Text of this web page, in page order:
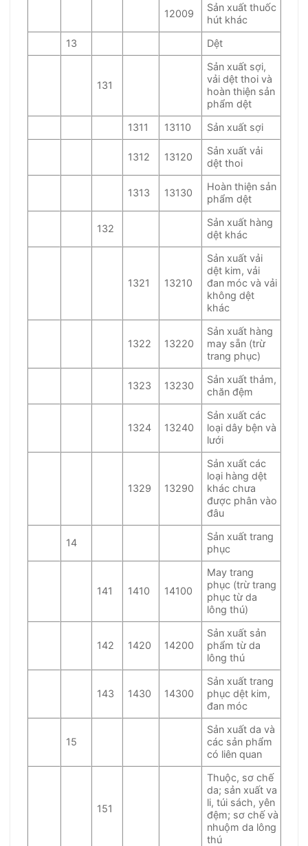
12009
Sản xuất thuốc
hút khác
13
Dệt
131
Sản xuất sợi,
vải dệt thoi và
hoàn thiện sản
phẩm dệt
1311
13110 Sản xuất sợi
1312 13120
Sản xuất vải
dệt thoi
1313 13130
Hoàn thiện sản
phẩm dệt
132
Sản xuất hàng
dệt khác
1321 13210
Sản xuất vải
dệt kim, vải
đan móc và vải
không dệt
khác
1322 13220
Sản xuất hàng
may sẵn (trừ
trang phục)
1323 13230
Sản xuất thảm,
chăn đệm
1324 13240
Sản xuất các
loại dây bện và
lưới
1329 13290
Sản xuất các
loại hàng dệt
khác chưa
được phân vào
đâu
14
Sản xuất trang
phục
141 1410 14100
May trang
phục (trừ trang
phục từ da
lông thú)
142 1420 14200
Sản xuất sản
phẩm từ da
lông thú
143 1430 14300
Sản xuất trang
phục dệt kim,
đan móc
15
Sản xuất da và
các sản phẩm
có liên quan
151
Thuộc, sơ chế
da; sản xuất va
li, túi sách, yên
đệm; sơ chế và
nhuộm da lông
thú